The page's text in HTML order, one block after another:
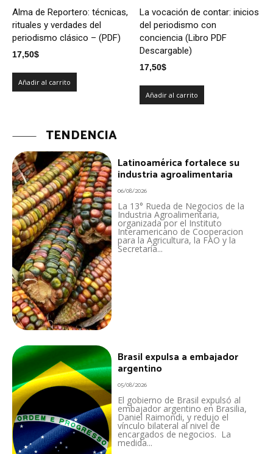
Alma de Reportero: técnicas,
rituales y verdades del
periodismo clásico – (PDF)
17,50$
Añadir al carrito
La vocación de contar: inicios
del periodismo con
conciencia (Libro PDF
Descargable)
17,50$
Añadir al carrito
TENDENCIA
Latinoamérica fortalece su
industria agroalimentaria
06/08/2026
La 13° Rueda de Negocios de la
Industria Agroalimentaria,
organizada por el Instituto
Interamericano de Cooperacion
para la Agricultura, la FAO y la
Secretaría...
Brasil expulsa a embajador
argentino
05/08/2026
El gobierno de Brasil expulsó al
embajador argentino en Brasilia,
Daniel Raimondi, y redujo el
vínculo bilateral al nivel de
encargados de negocios. La
medida...